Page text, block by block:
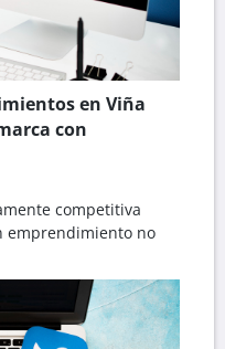
en Viña
con
competitiva
emprendimiento no